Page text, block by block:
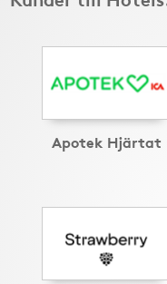
Apotek Hjärtat